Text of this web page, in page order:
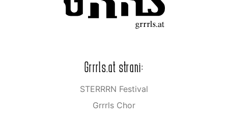
Grrrls.at strani:
STERRRN Festival
Grrrls Chor